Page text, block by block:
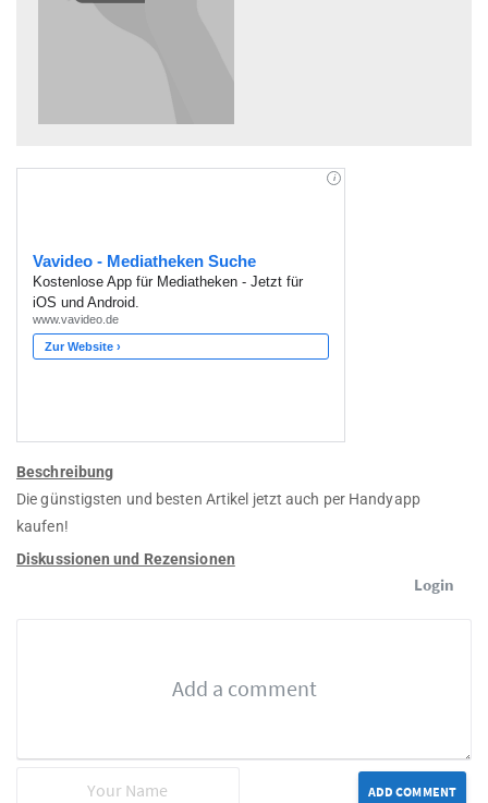
Beschreibung
Die günstigsten und besten Artikel jetzt auch per Handyapp
kaufen!
Diskussionen und Rezensionen
Login
ADD COMMENT